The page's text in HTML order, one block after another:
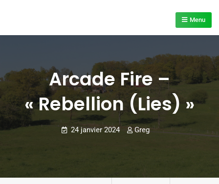
Menu
Arcade Fire –
« Rebellion (lies) »
24 janvier 2024 Greg